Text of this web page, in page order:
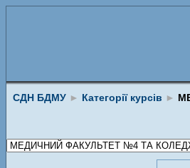
СДН БДМУ ► Категорії курсів ►